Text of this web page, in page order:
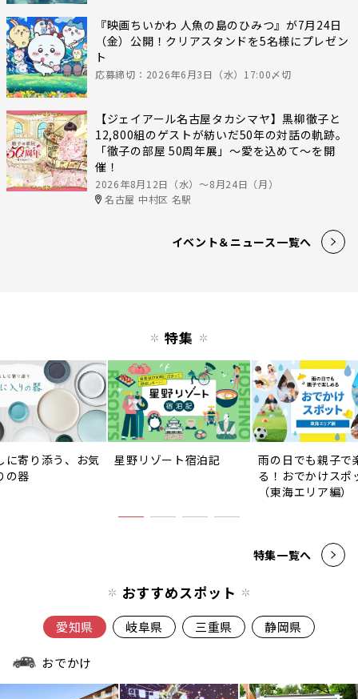
『映画ちいかわ 人魚の島のひみつ』が7月24日
（金）公開！クリアスタンドを5名様にプレゼン
ト
応募締切：2026年6月3日（水）17:00〆切
【ジェイアール名古屋タカシマヤ】黒柳徹子と
12,800組のゲストが紡いだ50年の対話の軌跡。
「徹子の部屋 50周年展」～愛を込めて～を開
催！
2026年8月12日（水）〜8月24日（月）
名古屋 中村区 名駅
イベント＆ニュース一覧へ
特集
に寄り添う、お気
の器
星野リゾート宿泊記
雨の日でも親子で
る！おでかけスポ
（東海エリア編）
特集一覧へ
おすすめスポット
愛知県 岐阜県 三重県 静岡県
おでかけ